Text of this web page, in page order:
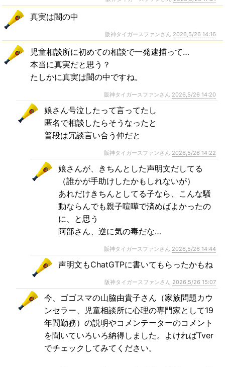
真実は闇の中
阪神タイガースファンさん 2026,5/26 14:16
児童相談所に初めての相談で一発逮捕って…
本当に真実だと思う？
たしかに真実は闇の中ですね。
阪神タイガースファンさん 2026,5/26 14:20
娘さん号泣したって言ってたし
匿名で相談したらそうなったと
普段は冗談言い合う仲だと
阪神タイガースファンさん 2026,5/26 14:22
娘さんが、きちんとした声明文だしてる
（誰かが手助けしたかもしれないが）
あれだけきちんとしてる子なら、こんな騒
動ならんでも親子喧嘩で済めばよかったの
に、と思う
阿部さん、逆に気の毒だな…
阪神タイガースファンさん 2026,5/26 14:44
声明文もChatGTPに書いてもらったかもね
阪神タイガースファンさん 2026,5/26 15:07
今、ゴゴスマの山脇由貴子さん（家族問題カウ
ンセラー、児童相談所に心理の専門家として19
年間勤務）の説明やコメンテーターのコメント
を聞いていろいろ納得しました。よければTver
でチェックしてみてください。